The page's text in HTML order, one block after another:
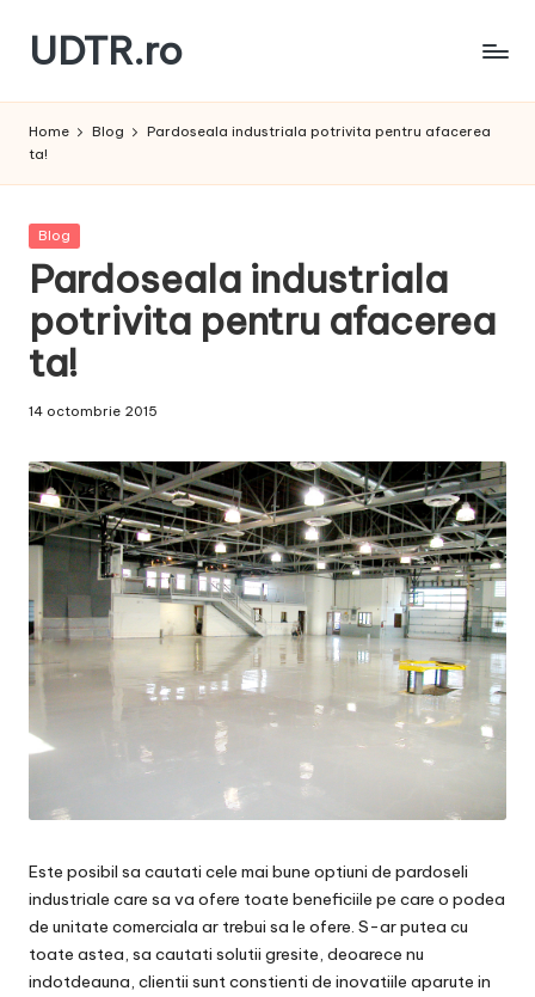
Skip
content
UDTR.ro
te
Home Blog
Pardoseala industriala potrivita pentru afacerea
ta!
Posted
Blog
Pardoseala industriala
potrivita pentru afacerea
ta!
14 octombrie 2015
Este posibil sa cautati cele mai bune optiuni de pardoseli
industriale care sa va ofere toate beneficiile pe care o podea
de unitate comerciala ar trebui sa le ofere. S-ar putea cu
toate astea, sa cautati solutii gresite, deoarece nu
indotdeauna, clientii sunt constienti de inovatiile aparute in